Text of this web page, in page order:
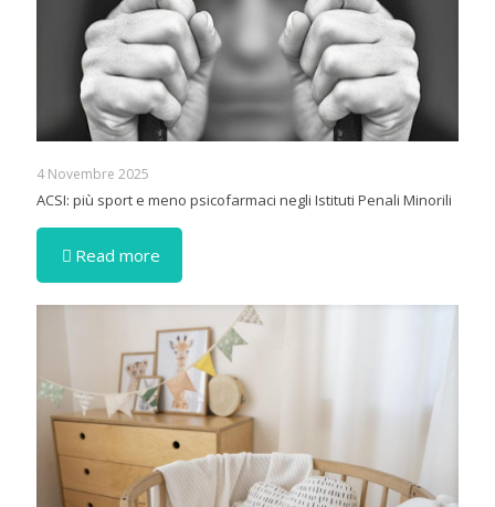
4 Novembre 2025
ACSI: più sport e meno psicofarmaci negli Istituti Penali Minorili
Read more